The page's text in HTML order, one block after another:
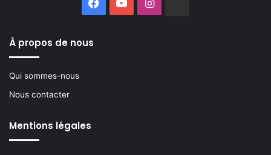
À propos de nous
Qui sommes-nous
Nous contacter
Mentions légales